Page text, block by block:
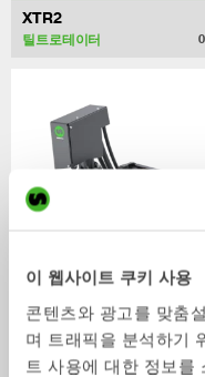
이 웹사이트 쿠키 사용
콘텐츠와 광고를 맞춤
며 트래픽을 분석하기
트 사용에 대한 정보를
XTR2
틸트로테이터
XTR7
틸트로테이터